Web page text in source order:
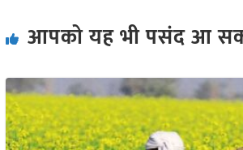
आपको यह भी पसंद आ